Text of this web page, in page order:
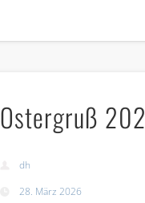
Ostergruß
dh
28. März 2026